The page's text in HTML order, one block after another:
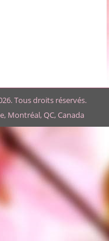
Tous droits réservés.
Montréal, QC, Canada